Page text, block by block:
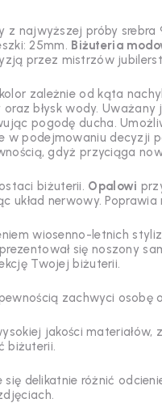
z najwyższej próby srebra
25mm. Biżuteria
przez mistrzów
zależnie od kąta
oraz błysk wody.Uważany
pogodę ducha.
w podejmowaniu
gdyż przyciąga
biżuterii. Opalowi
nerwowy. Poprawia
wiosenno-letnich
się noszony
Twojej biżuterii.
zachwyci osobę
jakości
biżuterii.
delikatnie różnić